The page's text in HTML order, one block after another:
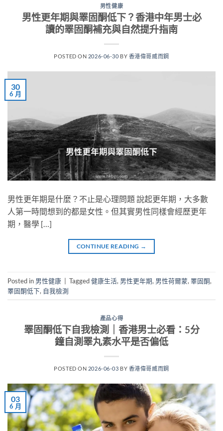
男性健康
男性更年期與睪固酮低下？香港中年男士必
讀的睪固酮補充與自然提升指南
POSTED ON 2026-06-30 BY 香港偉哥威而鋼
30
6 月
男性更年期是什麼？不止是心理問題 說起更年期，大多數
人第一時間想到的都是女性。但其實男性同樣會經歷更年
期，醫學 […]
CONTINUE READING →
Posted in 男性健康 Tagged健康生活, 男性更年期, 男性荷爾蒙, 睪固酮,
睪固酮低下, 自我檢測
產品心得
睪固酮低下自我檢測｜香港男士必看：5分
鐘自測睪丸素水平是否偏低
POSTED ON 2026-06-03 BY 香港偉哥威而鋼
03
6 月